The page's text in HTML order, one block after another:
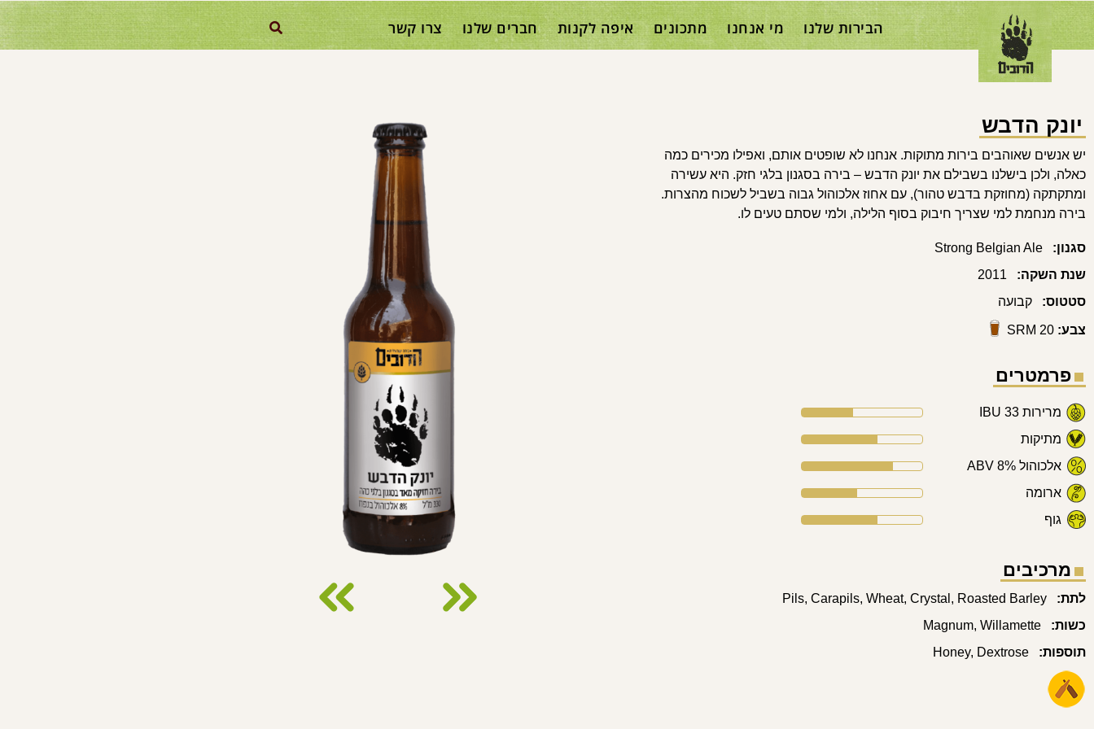
הבירות שלנו מי אנחנו מתכונים איפה לקנות חברים שלנו צרו קשר
יונק הדבש
יש אנשים שאוהבים בירות מתוקות. אנחנו לא שופטים אותם, ואפילו מכירים כמה
כאלה, ולכן בישלנו בשבילם את יונק הדבש – בירה בסגנון בלגי חזק. היא עשירה
ומתקתקה (מחוזקת בדבש טהור), עם אחוז אלכוהול גבוה בשביל לשכוח מהצרות.
בירה מנחמת למי שצריך חיבוק בסוף הלילה, ולמי שסתם טעים לו.
סגנון:
Strong Belgian Ale
שנת השקה:
2011
סטטוס:
קבועה
צבע: SRM 20
פרמטרים
מרירות IBU 33
מתיקות
אלכוהול ABV 8%
ארומה
גוף
מרכיבים
לתת:
Pils, Carapils, Wheat, Crystal, Roasted Barley
כשות:
Magnum, Willamette
תוספות:
Honey, Dextrose